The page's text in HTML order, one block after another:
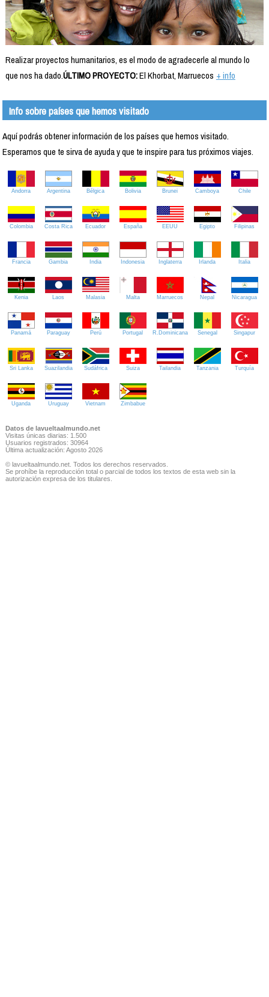
Realizar proyectos humanitarios, es el modo de agradecerle al mundo lo
que nos ha dado.ÚLTIMO PROYECTO:El Khorbat, Marruecos + info
Info sobre países que hemos visitado
Aquí podrás obtener información de los países que hemos visitado.
Esperamos que te sirva de ayuda y que te inspire para tus próximos viajes.
Andorra Argentina Bélgica Bolivia Brunei Camboya Chile
Colombia Costa Rica Ecuador España EEUU Egipto Filipinas
Francia Gambia India Indonesia Inglaterra Irlanda Italia
Kenia Laos Malasia Malta Marruecos Nepal Nicaragua
Panamá Paraguay Perú Portugal R.Dominicana Senegal Singapur
Sri Lanka Suazilandia Sudáfrica Suiza Tailandia Tanzania Turquía
Uganda Uruguay Vietnam Zimbabue
Datos de lavueltaalmundo.net
Visitas únicas diarias: 1.500
Usuarios registrados: 30964
Última actualización: Agosto 2026
© lavueltaalmundo.net. Todos los derechos reservados.
Se prohíbe la reproducción total o parcial de todos los textos de esta web sin la
autorización expresa de los titulares.